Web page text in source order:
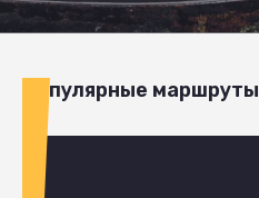
Популярные маршруты